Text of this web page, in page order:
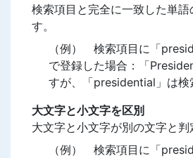
検索項目と完全に一致した単語
す。
（例） 検索項目に「
で登録した場合：「
すが、「presidential」は検
大文字と小文字を区別
大文字と小文字が別の文字と判
（例） 検索項目に「